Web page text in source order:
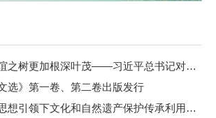
让中朝传统友谊之树更加根深叶茂——习近平总书记对朝鲜进行国事访问纪实
选》第一卷、第二卷出版发行
在习近平文化思想引领下文化和自然遗产保护传承利用工作开创新局面